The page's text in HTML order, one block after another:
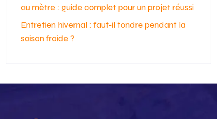
au mètre : guide complet pour un projet réussi
Entretien hivernal : faut-il tondre pendant la
saison froide ?